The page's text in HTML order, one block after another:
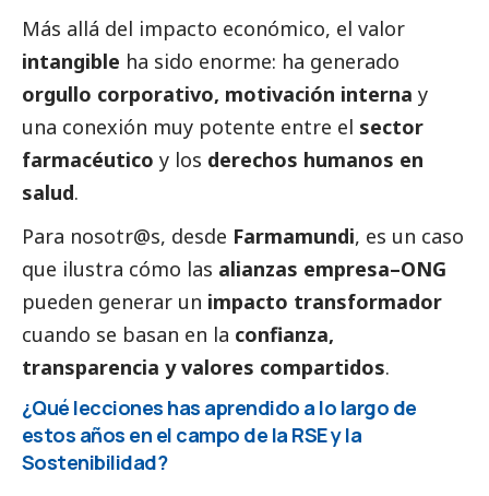
Más allá del impacto económico, el valor
intangible ha sido enorme: ha generado
orgullo corporativo, motivación interna y
una conexión muy potente entre el sector
farmacéutico y los derechos humanos en
salud.
Para nosotr@s, desde Farmamundi, es un caso
que ilustra cómo las alianzas empresa–ONG
pueden generar un impacto transformador
cuando se basan en la confianza,
transparencia y valores compartidos.
¿Qué lecciones has aprendido a lo largo de
estos años en el campo de la RSE y la
Sostenibilidad?